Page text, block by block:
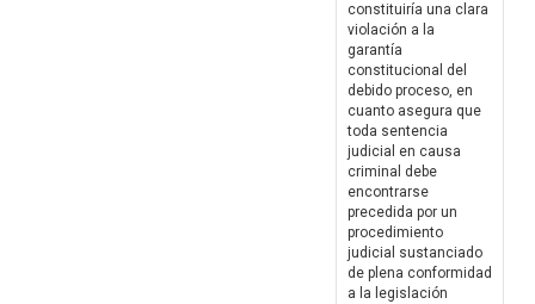
constituiría una clara
violación a la
garantía
constitucional del
debido proceso, en
cuanto asegura que
toda sentencia
judicial en causa
criminal debe
encontrarse
precedida por un
procedimiento
judicial sustanciado
de plena conformidad
a la legislación